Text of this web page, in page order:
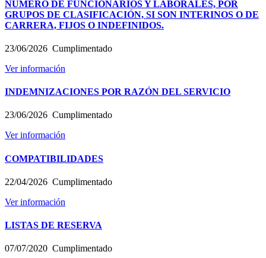
NUMERO DE FUNCIONARIOS Y LABORALES, POR
GRUPOS DE CLASIFICACIÓN, SI SON INTERINOS O DE
CARRERA, FIJOS O INDEFINIDOS.
23/06/2026 Cumplimentado
Ver información
INDEMNIZACIONES POR RAZÓN DEL SERVICIO
23/06/2026 Cumplimentado
Ver información
COMPATIBILIDADES
22/04/2026 Cumplimentado
Ver información
LISTAS DE RESERVA
07/07/2020 Cumplimentado